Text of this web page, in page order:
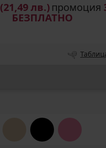
(21,49 лв.) промоция
БЕЗПЛАТНО